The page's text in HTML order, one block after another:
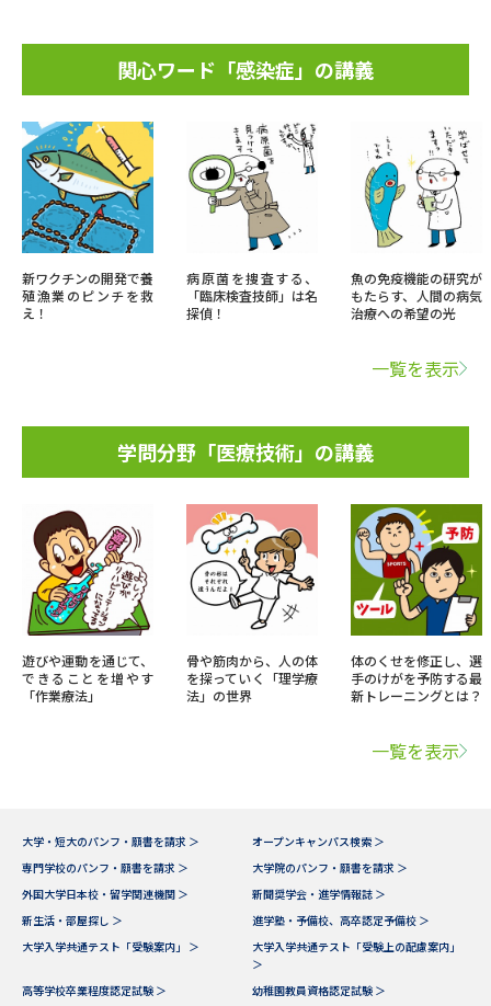
関心ワード「感染症」の講義
新ワクチンの開発で養
殖漁業のピンチを救
え！
病原菌を捜査する、
「臨床検査技師」は名
探偵！
魚の免疫機能の研究が
もたらす、人間の病気
治療への希望の光
一覧を表示
学問分野「医療技術」の講義
遊びや運動を通じて、
できることを増やす
「作業療法」
骨や筋肉から、人の体
を探っていく「理学療
法」の世界
体のくせを修正し、選
手のけがを予防する最
新トレーニングとは？
一覧を表示
大学・短大のパンフ・願書を請求 ＞
オープンキャンパス検索 ＞
専門学校のパンフ・願書を請求 ＞
大学院のパンフ・願書を請求 ＞
外国大学日本校・留学関連機関 ＞
新聞奨学会・進学情報誌 ＞
新生活・部屋探し ＞
進学塾・予備校、高卒認定予備校 ＞
大学入学共通テスト「受験案内」 ＞
大学入学共通テスト「受験上の配慮案内」
＞
高等学校卒業程度認定試験 ＞
幼稚園教員資格認定試験 ＞